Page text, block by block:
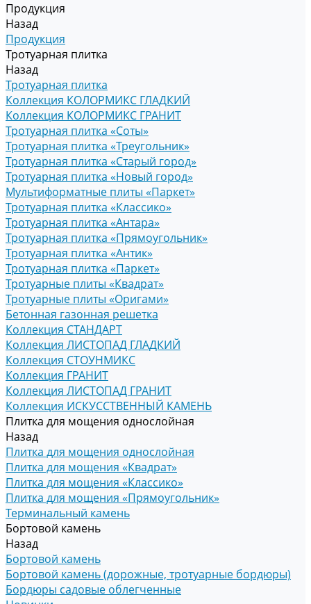
Продукция
Назад
Продукция
Тротуарная плитка
Назад
Тротуарная плитка
Коллекция КОЛОРМИКС ГЛАДКИЙ
Коллекция КОЛОРМИКС ГРАНИТ
Тротуарная плитка «Соты»
Тротуарная плитка «Треугольник»
Тротуарная плитка «Старый город»
Тротуарная плитка «Новый город»
Мультиформатные плиты «Паркет»
Тротуарная плитка «Классико»
Тротуарная плитка «Антара»
Тротуарная плитка «Прямоугольник»
Тротуарная плитка «Антик»
Тротуарная плитка «Паркет»
Тротуарные плиты «Квадрат»
Тротуарные плиты «Оригами»
Бетонная газонная решетка
Коллекция СТАНДАРТ
Коллекция ЛИСТОПАД ГЛАДКИЙ
Коллекция СТОУНМИКС
Коллекция ГРАНИТ
Коллекция ЛИСТОПАД ГРАНИТ
Коллекция ИСКУССТВЕННЫЙ КАМЕНЬ
Плитка для мощения однослойная
Назад
Плитка для мощения однослойная
Плитка для мощения «Квадрат»
Плитка для мощения «Классико»
Плитка для мощения «Прямоугольник»
Терминальный камень
Бортовой камень
Назад
Бортовой камень
Бортовой камень (дорожные, тротуарные бордюры)
Бордюры садовые облегченные